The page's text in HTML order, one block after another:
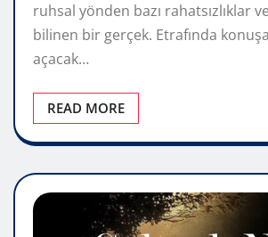
ruhsal yönden bazı rahatsızlıklar
bilinen bir gerçek. Etrafında
açacak…
READ MORE